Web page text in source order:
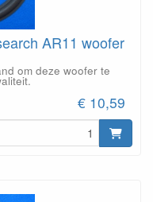
AR11 woofer
om deze woofer te
€ 10,59